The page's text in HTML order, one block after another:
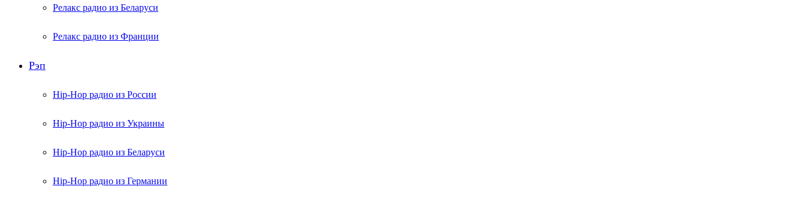
Релакс радио из Беларуси
Релакс радио из Франции
Рэп
Hip-Hop радио из России
Hip-Hop радио из Украины
Hip-Hop радио из Беларуси
Hip-Hop радио из Германии